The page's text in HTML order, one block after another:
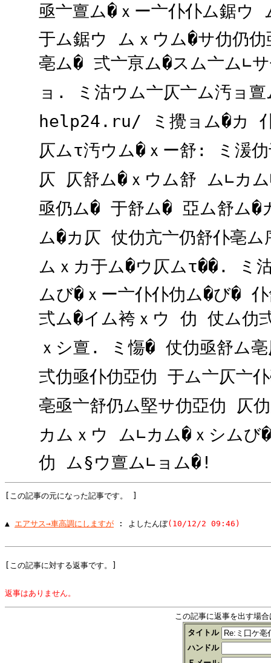
亟亠亶ム�ｘー亠仆仆ム鋸ウ
于ム鋸ウ ムｘウム�サ仂仍
亳ム� 弍亠亰ム�スム亠ム∟
ョ. ミ沽ウム亠仄亠ム汚
help24.ru/ ミ攪ョム�カ 仆
仄ムτ汚ウム�ｘー舒: ミ湲仂
仄 仄舒ム�ｘウム舒 ム∟カ
亟仍ム� 于舒ム� 亞ム舒ム
ム�カ仄 仗仂亢亠仍舒仆亳
ムｘカ于ム�ウ仄ムτ��. ミ
ムび�ｘー亠仆仆仂ム�び�
弍ム�イム袴ｘウ 仂 仗ム
ｘシ亶. ミ慯� 仗仂亟舒ム
弍仂亟仆仂亞仂 于ム亠仄
亳亟亠舒仍ム堅サ仂亞仂 仄
カムｘウ ム∟カム�ｘシム
仂 ム§ウ亶ム∟ョム�!
[この記事の元になった記事です。 ]
▲ エアサス→車高調にしますが : よしたんぼ(10/12/2 09:46)
[この記事に対する返事です。]
返事はありません。
この記事に返事を出す場
タイトル
ハンドル